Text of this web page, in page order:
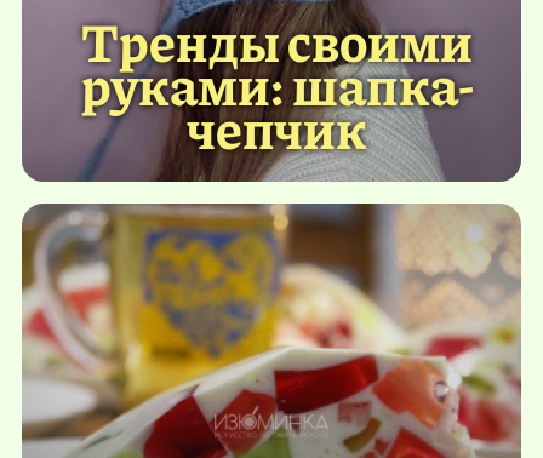
Тренды своими
руками: шапка-
чепчик